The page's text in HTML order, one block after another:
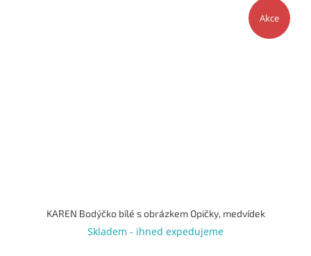
Akce
KAREN Bodýčko bílé s obrázkem Opičky, medvídek
Skladem - ihned expedujeme